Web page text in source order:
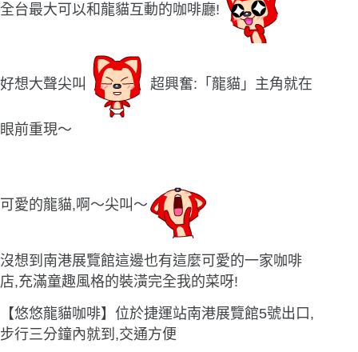
全台最大可以和龍貓互動的咖啡廳!
好想大聲尖叫 超興奮:「龍貓」主角就在
眼前重現〜
可愛的龍貓,啊〜尖叫〜
沒想到南港展覽館這邊也有這麼可愛的一家咖啡
店,充滿童趣風格的裝潢完全我的菜呀!
【悠悠龍貓咖啡】位於捷運站南港展覽館5號出口,
步行三分鐘內就到,交通方便